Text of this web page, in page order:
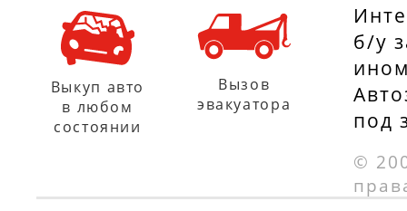
б/у
под
©
Выкуп авто
в любом
состоянии
Вызов
эвакуатора